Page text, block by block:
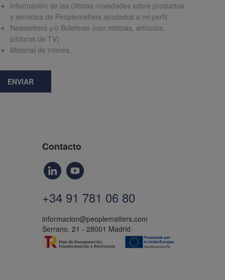
Información de las últimas novedades sobre productos
y servicios de Peoplematters ajustados a mi perfil.
Newsletters y/o Boletines (con noticias, artículos,
píldoras de TV)
Material de interés.
ENVIAR
Contacto
+34 91 781 06 80
informacion@peoplematters.com
Serrano, 21 - 28001 Madrid